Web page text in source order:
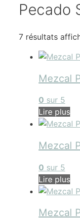
Pecado
7 résultats
Mezcal
0 sur 5
Lire plus
Mezcal
0 sur 5
Lire plus
Mezcal